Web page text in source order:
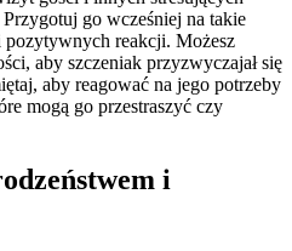
go wcześniej na takie
pozytywnych reakcji. Możesz
aby szczeniak przyzwyczajał się
aby reagować na jego potrzeby
mogą go przestraszyć czy
i